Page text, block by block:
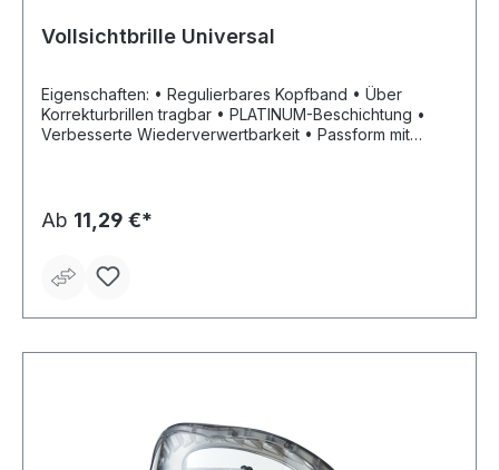
Vollsichtbrille Universal
Eigenschaften: • Regulierbares Kopfband • Über
Korrekturbrillen tragbar • PLATINUM-Beschichtung •
Verbesserte Wiederverwertbarkeit • Passform mit
Feinmechanik, Montagearbeiten, Schleifarbeiten
Zulassung/Norm: EN 166; EN 170 Material: PP/TPR-
Ab 11,29 €*